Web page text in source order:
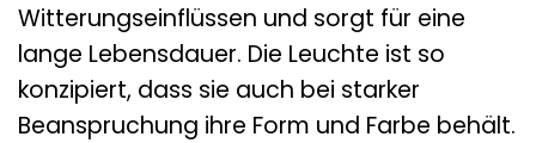
Witterungseinflüssen und sorgt für eine
lange Lebensdauer. Die Leuchte ist so
konzipiert, dass sie auch bei starker
Beanspruchung ihre Form und Farbe behält.